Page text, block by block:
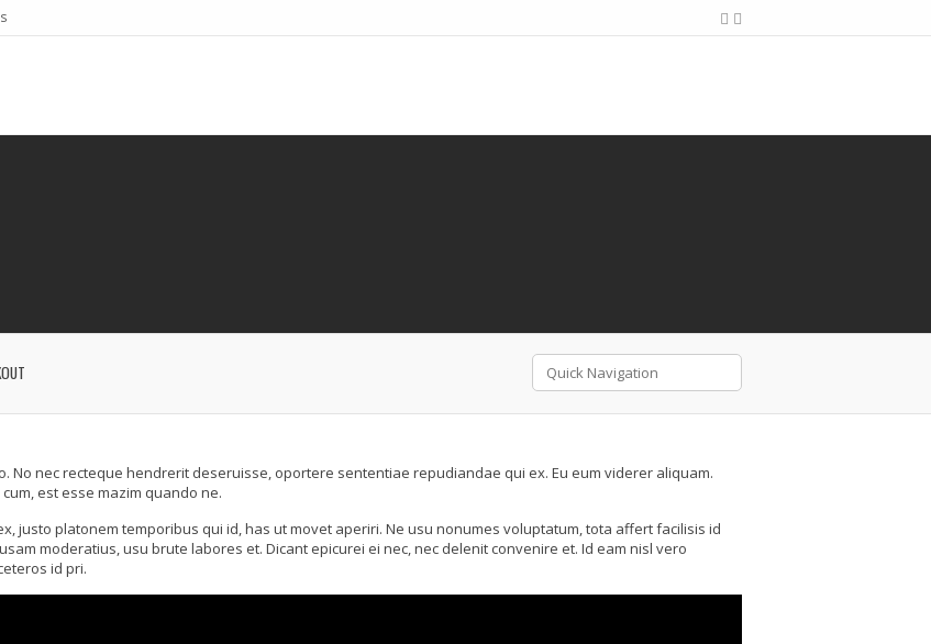
No nec recteque hendrerit deseruisse, oportere sententiae repudiandae qui ex. Eu eum viderer aliquam.
est esse mazim quando ne.
justo platonem temporibus qui id, has ut movet aperiri. Ne usu nonumes voluptatum, tota affert facilisis id
moderatius, usu brute labores et. Dicant epicurei ei nec, nec delenit convenire et. Id eam nisl vero
id pri.